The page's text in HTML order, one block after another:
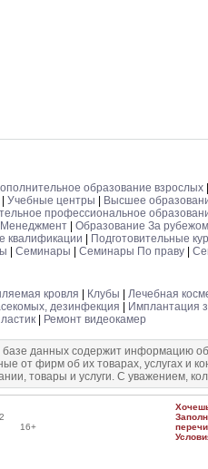
образование взрослых
Учебные центры
Высшее
профессиональное
Менеджмент
Образование За рубежом
квалификации
Подготовительные
Семинары Семинары По праву
кровля Клубы
Лечебная
дезинфекция
Имплантация
Ремонт видеокамер
данных содержит информацию
от фирм об их товарах, услугах и
товары и услуги. С уважением,
16+